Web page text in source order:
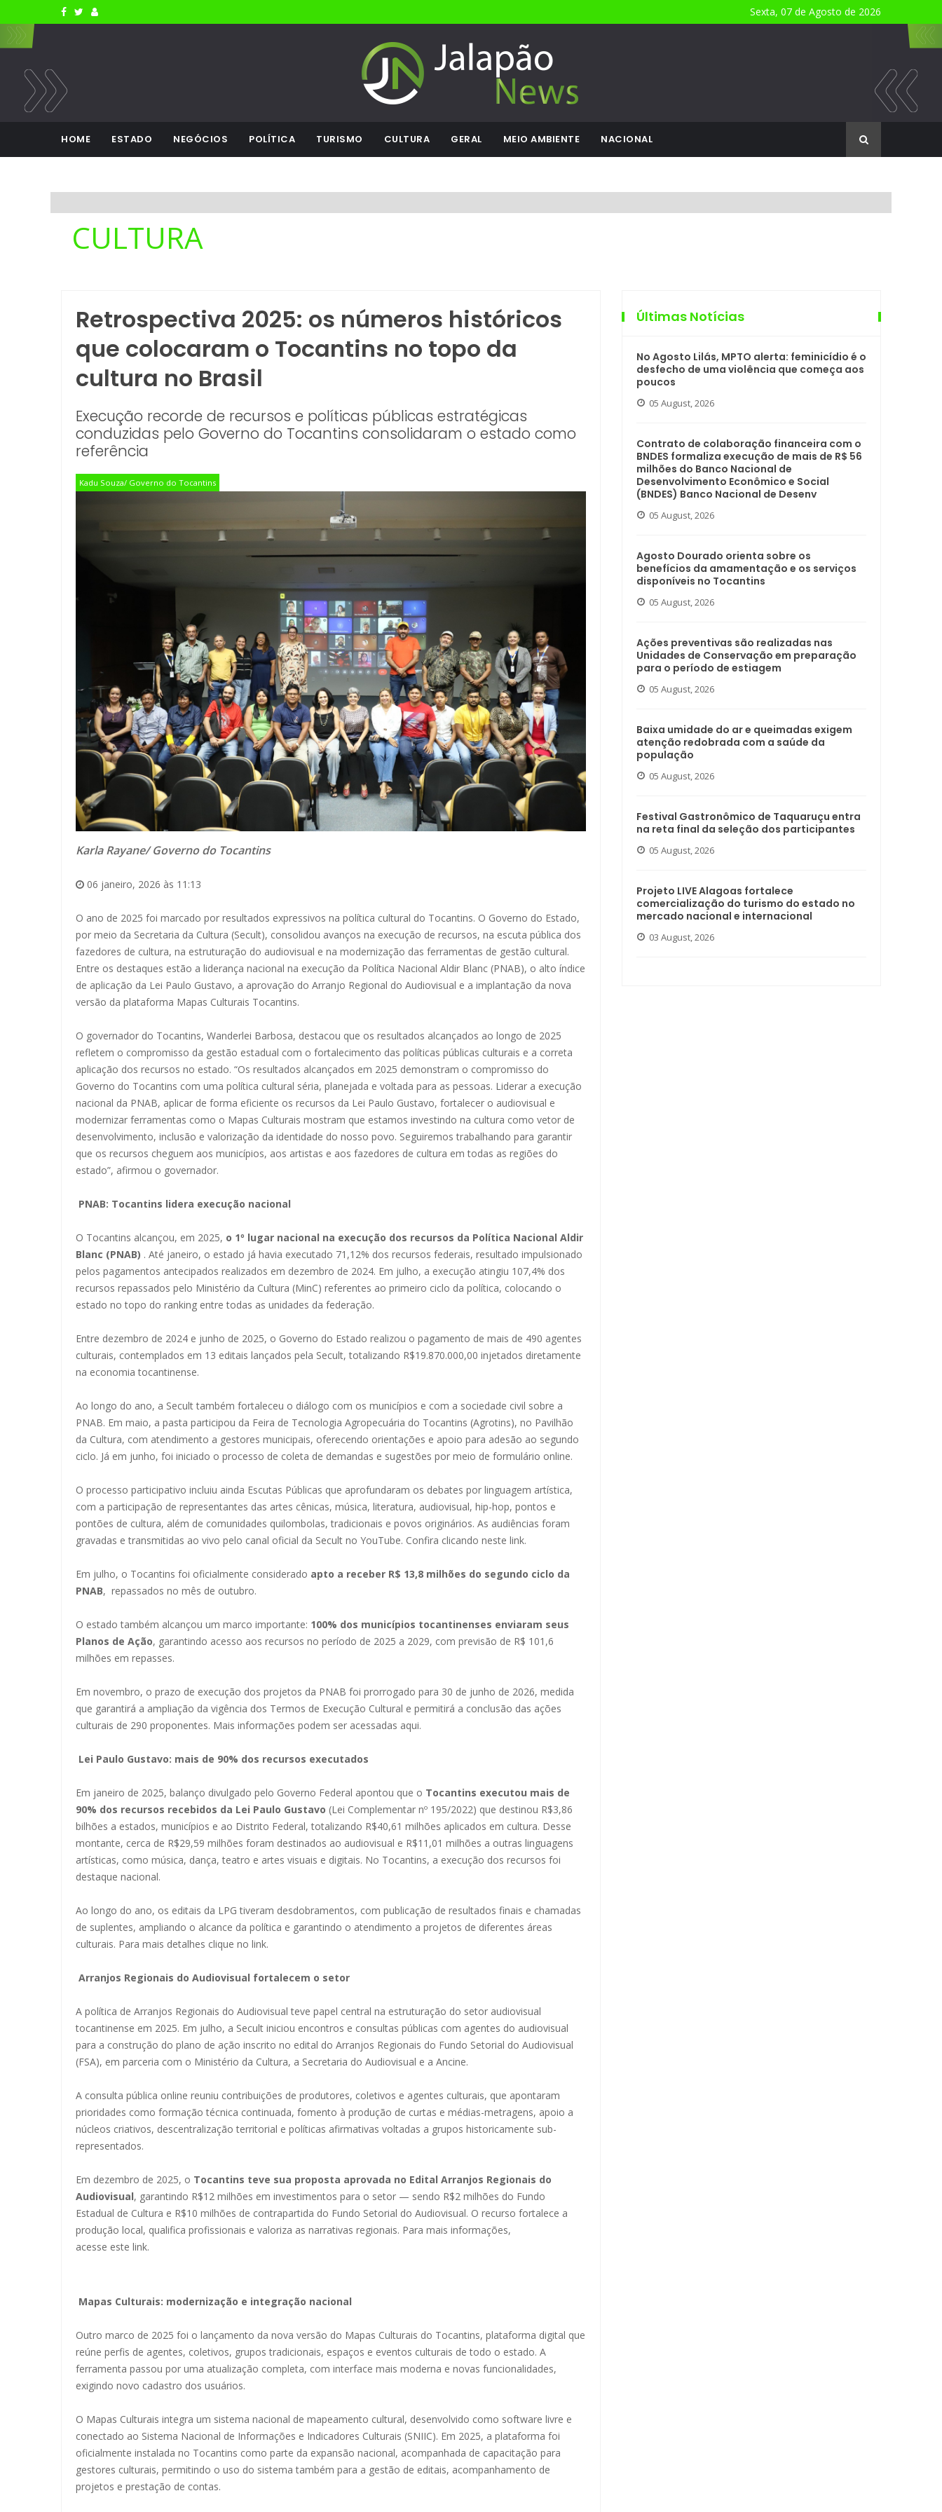
Sexta, 07 de Agosto de 2026
HOME ESTADO NEGÓCIOS POLÍTICA TURISMO CULTURA GERAL MEIO AMBIENTE NACIONAL
CULTURA
Retrospectiva 2025: os números históricos
que colocaram o Tocantins no topo da
cultura no Brasil
Execução recorde de recursos e políticas públicas estratégicas
conduzidas pelo Governo do Tocantins consolidaram o estado como
referência
Kadu Souza/ Governo do Tocantins
Karla Rayane/ Governo do Tocantins
06 janeiro, 2026 às 11:13
O ano de 2025 foi marcado por resultados expressivos na política cultural do Tocantins. O Governo do Estado,
por meio da Secretaria da Cultura (Secult), consolidou avanços na execução de recursos, na escuta pública dos
fazedores de cultura, na estruturação do audiovisual e na modernização das ferramentas de gestão cultural.
Entre os destaques estão a liderança nacional na execução da Política Nacional Aldir Blanc (PNAB), o alto índice
de aplicação da Lei Paulo Gustavo, a aprovação do Arranjo Regional do Audiovisual e a implantação da nova
versão da plataforma Mapas Culturais Tocantins.
O governador do Tocantins, Wanderlei Barbosa, destacou que os resultados alcançados ao longo de 2025
refletem o compromisso da gestão estadual com o fortalecimento das políticas públicas culturais e a correta
aplicação dos recursos no estado. “Os resultados alcançados em 2025 demonstram o compromisso do
Governo do Tocantins com uma política cultural séria, planejada e voltada para as pessoas. Liderar a execução
nacional da PNAB, aplicar de forma eficiente os recursos da Lei Paulo Gustavo, fortalecer o audiovisual e
modernizar ferramentas como o Mapas Culturais mostram que estamos investindo na cultura como vetor de
desenvolvimento, inclusão e valorização da identidade do nosso povo. Seguiremos trabalhando para garantir
que os recursos cheguem aos municípios, aos artistas e aos fazedores de cultura em todas as regiões do
estado”, afirmou o governador.
PNAB: Tocantins lidera execução nacional
O Tocantins alcançou, em 2025, o 1º lugar nacional na execução dos recursos da Política Nacional Aldir
Blanc (PNAB) . Até janeiro, o estado já havia executado 71,12% dos recursos federais, resultado impulsionado
pelos pagamentos antecipados realizados em dezembro de 2024. Em julho, a execução atingiu 107,4% dos
recursos repassados pelo Ministério da Cultura (MinC) referentes ao primeiro ciclo da política, colocando o
estado no topo do ranking entre todas as unidades da federação.
Entre dezembro de 2024 e junho de 2025, o Governo do Estado realizou o pagamento de mais de 490 agentes
culturais, contemplados em 13 editais lançados pela Secult, totalizando R$19.870.000,00 injetados diretamente
na economia tocantinense.
Ao longo do ano, a Secult também fortaleceu o diálogo com os municípios e com a sociedade civil sobre a
PNAB. Em maio, a pasta participou da Feira de Tecnologia Agropecuária do Tocantins (Agrotins), no Pavilhão
da Cultura, com atendimento a gestores municipais, oferecendo orientações e apoio para adesão ao segundo
ciclo. Já em junho, foi iniciado o processo de coleta de demandas e sugestões por meio de formulário online.
O processo participativo incluiu ainda Escutas Públicas que aprofundaram os debates por linguagem artística,
com a participação de representantes das artes cênicas, música, literatura, audiovisual, hip-hop, pontos e
pontões de cultura, além de comunidades quilombolas, tradicionais e povos originários. As audiências foram
gravadas e transmitidas ao vivo pelo canal oficial da Secult no YouTube. Confira clicando neste link.
Em julho, o Tocantins foi oficialmente considerado apto a receber R$ 13,8 milhões do segundo ciclo da
PNAB, repassados no mês de outubro.
O estado também alcançou um marco importante: 100% dos municípios tocantinenses enviaram seus
Planos de Ação, garantindo acesso aos recursos no período de 2025 a 2029, com previsão de R$ 101,6
milhões em repasses.
Em novembro, o prazo de execução dos projetos da PNAB foi prorrogado para 30 de junho de 2026, medida
que garantirá a ampliação da vigência dos Termos de Execução Cultural e permitirá a conclusão das ações
culturais de 290 proponentes. Mais informações podem ser acessadas aqui.
Lei Paulo Gustavo: mais de 90% dos recursos executados
Em janeiro de 2025, balanço divulgado pelo Governo Federal apontou que o Tocantins executou mais de
90% dos recursos recebidos da Lei Paulo Gustavo (Lei Complementar nº 195/2022) que destinou R$3,86
bilhões a estados, municípios e ao Distrito Federal, totalizando R$40,61 milhões aplicados em cultura. Desse
montante, cerca de R$29,59 milhões foram destinados ao audiovisual e R$11,01 milhões a outras linguagens
artísticas, como música, dança, teatro e artes visuais e digitais. No Tocantins, a execução dos recursos foi
destaque nacional.
Ao longo do ano, os editais da LPG tiveram desdobramentos, com publicação de resultados finais e chamadas
de suplentes, ampliando o alcance da política e garantindo o atendimento a projetos de diferentes áreas
culturais. Para mais detalhes clique no link.
Arranjos Regionais do Audiovisual fortalecem o setor
A política de Arranjos Regionais do Audiovisual teve papel central na estruturação do setor audiovisual
tocantinense em 2025. Em julho, a Secult iniciou encontros e consultas públicas com agentes do audiovisual
para a construção do plano de ação inscrito no edital do Arranjos Regionais do Fundo Setorial do Audiovisual
(FSA), em parceria com o Ministério da Cultura, a Secretaria do Audiovisual e a Ancine.
A consulta pública online reuniu contribuições de produtores, coletivos e agentes culturais, que apontaram
prioridades como formação técnica continuada, fomento à produção de curtas e médias-metragens, apoio a
núcleos criativos, descentralização territorial e políticas afirmativas voltadas a grupos historicamente sub-
representados.
Em dezembro de 2025, o Tocantins teve sua proposta aprovada no Edital Arranjos Regionais do
Audiovisual, garantindo R$12 milhões em investimentos para o setor — sendo R$2 milhões do Fundo
Estadual de Cultura e R$10 milhões de contrapartida do Fundo Setorial do Audiovisual. O recurso fortalece a
produção local, qualifica profissionais e valoriza as narrativas regionais. Para mais informações,
acesse este link.
Mapas Culturais: modernização e integração nacional
Outro marco de 2025 foi o lançamento da nova versão do Mapas Culturais do Tocantins, plataforma digital que
reúne perfis de agentes, coletivos, grupos tradicionais, espaços e eventos culturais de todo o estado. A
ferramenta passou por uma atualização completa, com interface mais moderna e novas funcionalidades,
exigindo novo cadastro dos usuários.
O Mapas Culturais integra um sistema nacional de mapeamento cultural, desenvolvido como software livre e
conectado ao Sistema Nacional de Informações e Indicadores Culturais (SNIIC). Em 2025, a plataforma foi
oficialmente instalada no Tocantins como parte da expansão nacional, acompanhada de capacitação para
gestores culturais, permitindo o uso do sistema também para a gestão de editais, acompanhamento de
projetos e prestação de contas.
Últimas Notícias
No Agosto Lilás, MPTO alerta: feminicídio é o
desfecho de uma violência que começa aos
poucos
05 August, 2026
Contrato de colaboração financeira com o
BNDES formaliza execução de mais de R$ 56
milhões do Banco Nacional de
Desenvolvimento Econômico e Social
(BNDES) Banco Nacional de Desenv
05 August, 2026
Agosto Dourado orienta sobre os
benefícios da amamentação e os serviços
disponíveis no Tocantins
05 August, 2026
Ações preventivas são realizadas nas
Unidades de Conservação em preparação
para o período de estiagem
05 August, 2026
Baixa umidade do ar e queimadas exigem
atenção redobrada com a saúde da
população
05 August, 2026
Festival Gastronômico de Taquaruçu entra
na reta final da seleção dos participantes
05 August, 2026
Projeto LIVE Alagoas fortalece
comercialização do turismo do estado no
mercado nacional e internacional
03 August, 2026